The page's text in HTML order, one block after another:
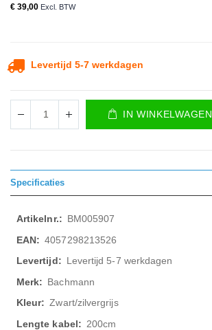
€ 39,00
Levertijd 5-7 werkdagen
IN WINKELWAGEN
Specificaties
Meer
informatie
BM005907
4057298213526
Levertijd 5-7 werkdagen
Bachmann
Zwart/zilvergrijs
200cm